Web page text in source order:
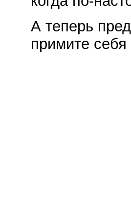
А теперь
примите